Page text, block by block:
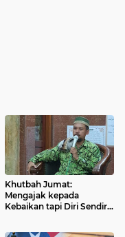
Khutbah Jumat:
Mengajak kepada
Kebaikan tapi Diri Sendiri